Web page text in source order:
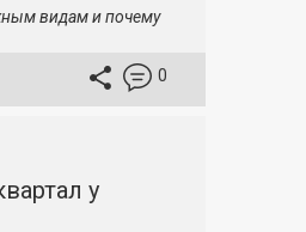
видам и почему
0
у